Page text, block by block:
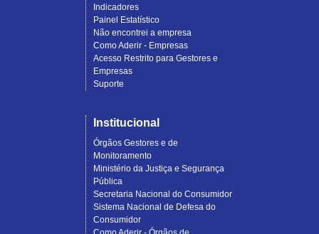
Indicadores
Painel Estatístico
Não encontrei a empresa
Como Aderir - Empresas
Acesso Restrito para Gestores e
Empresas
Suporte
Institucional
Órgãos Gestores e de
Monitoramento
Ministério da Justiça e Segurança
Pública
Secretaria Nacional do Consumidor
Sistema Nacional de Defesa do
Consumidor